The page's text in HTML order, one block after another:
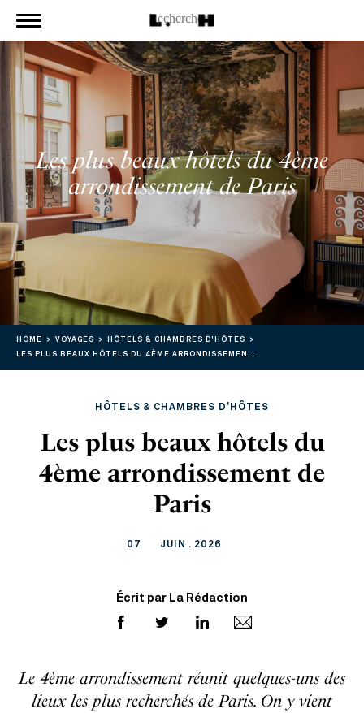
Les plus beaux hôtels du 4ème
arrondissement de Paris
HOME VOYAGES
HÔTELS & CHAMBRES D'HÔTES
LES PLUS BEAUX HÔTELS DU 4ÈME ARRONDISSEMENT DE PARIS
HÔTELS & CHAMBRES D'HÔTES
Les plus beaux hôtels du
4ème arrondissement de
Paris
07 JUIN . 2026
Écrit par La Rédaction
Le 4ème arrondissement réunit quelques-uns des
lieux les plus recherchés de Paris. On y vient